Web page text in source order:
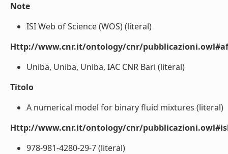
Note
ISI Web of Science (WOS) (literal)
Http://www.cnr.it/ontology/cnr/
Uniba, Uniba, Uniba, IAC CNR Bari (literal)
Titolo
A numerical model for binary fluid mixtures (literal)
Http://www.cnr.it/ontology/cnr/
978-981-4280-29-7 (literal)